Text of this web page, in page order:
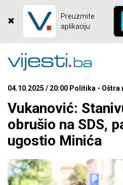
Preuzmite
aplikaciju
04.10.2025 / 20:00 Politika - Oštra
Vukanović:
obrušio na SDS,
ugostio Minića